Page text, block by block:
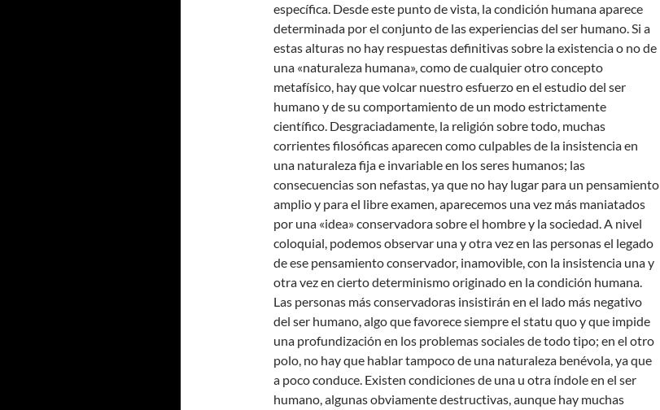
específica. Desde este punto de vista, la condición humana aparece
determinada por el conjunto de las experiencias del ser humano. Si a
estas alturas no hay respuestas definitivas sobre la existencia o no de
una «naturaleza humana», como de cualquier otro concepto
metafísico, hay que volcar nuestro esfuerzo en el estudio del ser
humano y de su comportamiento de un modo estrictamente
científico. Desgraciadamente, la religión sobre todo, muchas
corrientes filosóficas aparecen como culpables de la insistencia en
una naturaleza fija e invariable en los seres humanos; las
consecuencias son nefastas, ya que no hay lugar para un pensamiento
amplio y para el libre examen, aparecemos una vez más maniatados
por una «idea» conservadora sobre el hombre y la sociedad. A nivel
coloquial, podemos observar una y otra vez en las personas el legado
de ese pensamiento conservador, inamovible, con la insistencia una y
otra vez en cierto determinismo originado en la condición humana.
Las personas más conservadoras insistirán en el lado más negativo
del ser humano, algo que favorece siempre el statu quo y que impide
una profundización en los problemas sociales de todo tipo; en el otro
polo, no hay que hablar tampoco de una naturaleza benévola, ya que
a poco conduce. Existen condiciones de una u otra índole en el ser
humano, algunas obviamente destructivas, aunque hay muchas